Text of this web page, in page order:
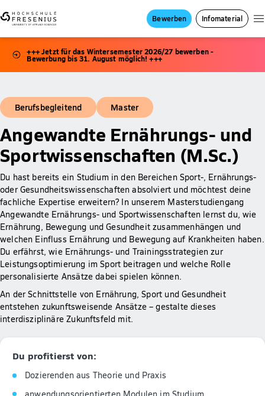
Bewerben Infomaterial
+++ Jetzt für das Wintersemester 2026/27 bewerben -
Bewerbung bis 31. August möglich! +++
Berufsbegleitend Master
Angewandte Ernährungs- und
Sportwissenschaften (M.Sc.)
Du hast bereits ein Studium in den Bereichen Sport-, Ernährungs-
oder Gesundheitswissenschaften absolviert und möchtest deine
fachliche Expertise erweitern? In unserem Masterstudiengang
Angewandte Ernährungs- und Sportwissenschaften lernst du, wie
Ernährung, Bewegung und Gesundheit zusammenhängen und
welchen Einfluss Ernährung und Bewegung auf Krankheiten haben.
Du erfährst, wie Ernährungs- und Trainingsstrategien zur
Leistungsoptimierung im Sport beitragen und welche Rolle
personalisierte Ansätze dabei spielen können.
An der Schnittstelle von Ernährung, Sport und Gesundheit
entstehen zukunftsweisende Ansätze – gestalte dieses
interdisziplinäre Zukunftsfeld mit.
Du profitierst von:
Dozierenden aus Theorie und Praxis